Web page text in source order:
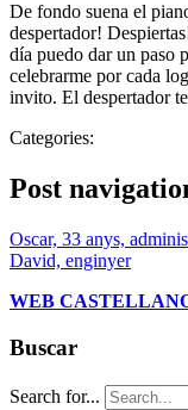
2017
De fondo suena el
despertador!
día puedo dar un paso
celebrarme por cada
invito. El despertador
Categories:
Post
Oscar, 33 anys,
David, enginyer
WEB
Buscar
Search for...